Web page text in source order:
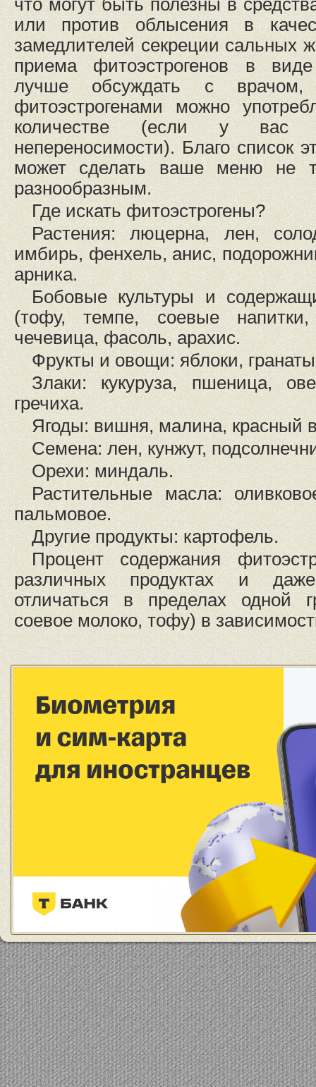
что могут быть полезны в
или против облысения в
замедлителей секреции сальных
приема фитоэстрогенов в
лучше обсуждать с
фитоэстрогенами можно
количестве (если у вас
непереносимости). Благо список
может сделать ваше меню не
разнообразным.
Где искать фитоэстрогены?
Растения: люцерна, лен,
имбирь, фенхель, анис,
арника.
Бобовые культуры и
(тофу, темпе, соевые
чечевица, фасоль, арахис.
Фрукты и овощи: яблоки,
Злаки: кукуруза, пшеница,
гречиха.
Ягоды: вишня, малина, красный
Семена: лен, кунжут,
Орехи: миндаль.
Растительные масла:
пальмовое.
Другие продукты: картофель.
Процент содержания
различных продуктах и
отличаться в пределах одной
соевое молоко, тофу) в